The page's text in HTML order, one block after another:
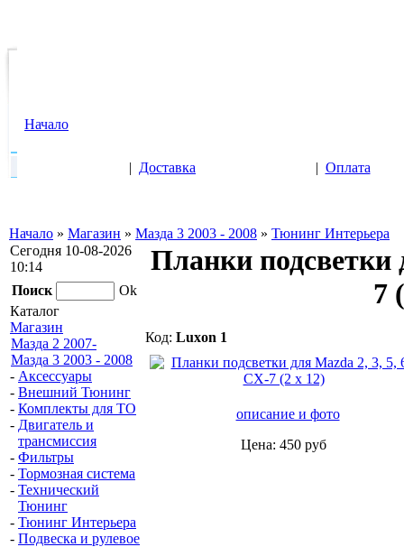
Начало
| Доставка | Оплата
Начало » Магазин » Мазда 3 2003 - 2008 » Тюнинг Интерьера
Сегодня 10-08-2026
10:14
Поиск
Ok
Каталог
Магазин
Мазда 2 2007-
Мазда 3 2003 - 2008
- Аксессуары
- Внешний Тюнинг
- Комплекты для ТО
- Двигатель и
трансмиссия
- Фильтры
- Тормозная система
- Технический
Тюнинг
- Тюнинг Интерьера
- Подвеска и рулевое
Планки подсветки
7
Код: Luxon 1
описание и фото
Цена: 450 руб